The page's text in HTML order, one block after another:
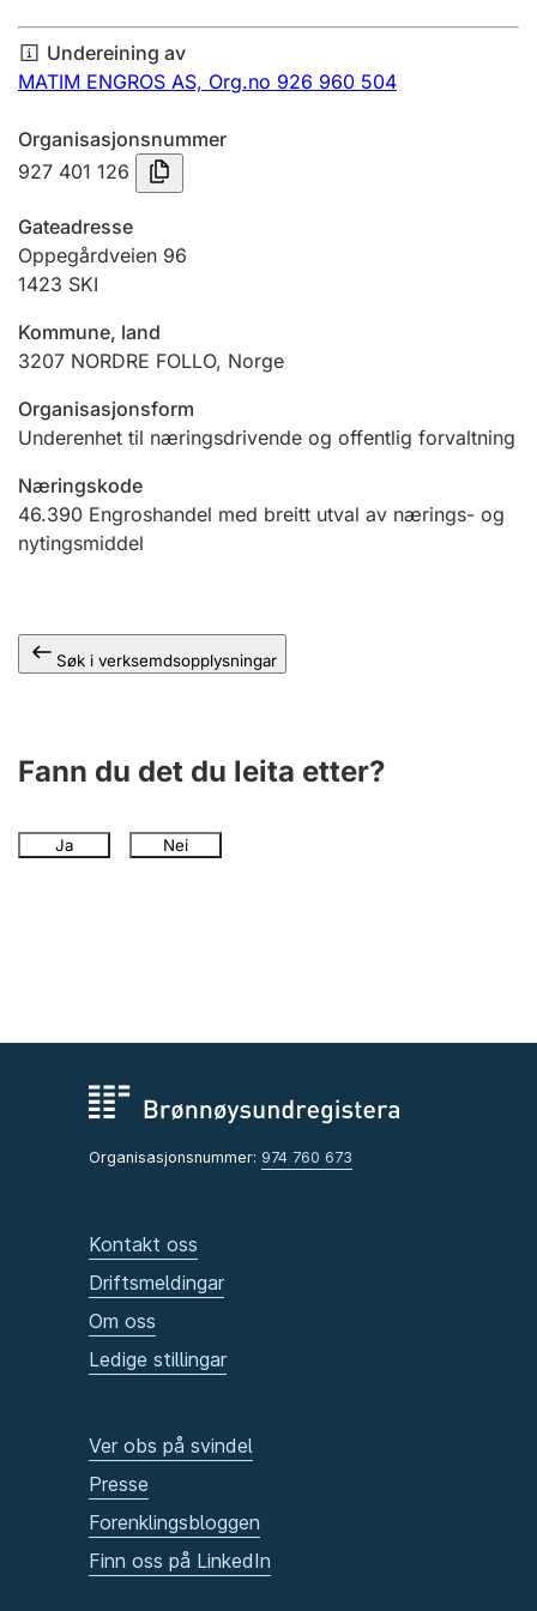
Årsrekneskap
Innsending og forseinkingsgebyr
Tinglysing
Jeger
Betaling og jegeravgiftskort
Ektepaktrettleiaren
Undereining av
MATIM ENGROS AS, Org.no 926 960 504
Organisasjonsnummer
927 401 126
Gateadresse
Oppegårdveien 96
1423 SKI
Kommune, land
3207 NORDRE FOLLO, Norge
Organisasjonsform
Underenhet til næringsdrivende og offentlig forvaltning
Næringskode
46.390 Engroshandel med breitt utval av nærings- og
nytingsmiddel
Søk i verksemdsopplysningar
Fann du det du leita etter?
Ja Nei
Organisasjonsnummer: 974 760 673
Kontakt oss
Driftsmeldingar
Om oss
Ledige stillingar
Ver obs på svindel
Presse
Forenklingsbloggen
Finn oss på LinkedIn